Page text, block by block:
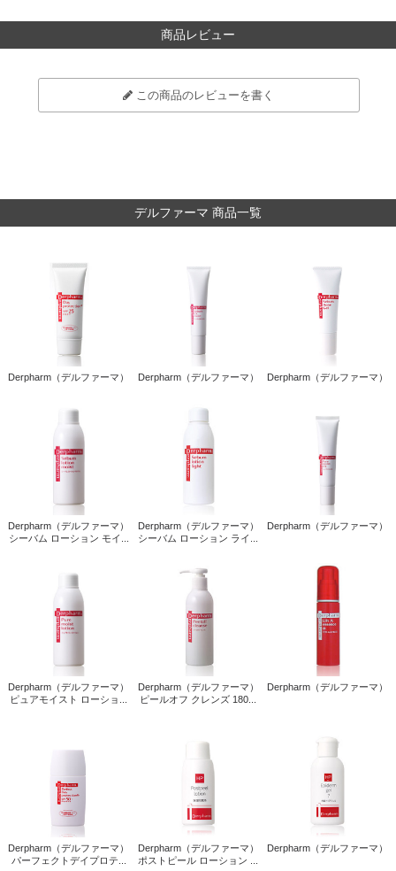
商品レビュー
この商品のレビューを書く
デルファーマ 商品一覧
Derpharm（デルファーマ） Derpharm（デルファーマ） Derpharm（デルファーマ）
Derpharm（デルファーマ）
シーバム ローション モイ...
Derpharm（デルファーマ）
シーバム ローション ライ...
Derpharm（デルファーマ）
Derpharm（デルファーマ）
ピュアモイスト ローショ...
Derpharm（デルファーマ）
ピールオフ クレンズ 180...
Derpharm（デルファーマ）
Derpharm（デルファーマ）
パーフェクトデイプロテ...
Derpharm（デルファーマ）
ポストピール ローション ...
Derpharm（デルファーマ）